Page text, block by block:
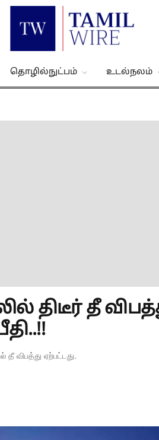
தொழில்நுட்பம் உடல்நலம்
திடீர் தீ
விபத்து ஏற்பட்டது.